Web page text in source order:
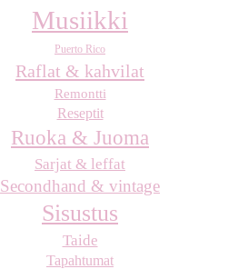
Musiikki
Puerto Rico
Raflat & kahvilat
Remontti
Reseptit
Ruoka & Juoma
Sarjat & leffat
Secondhand & vintage
Sisustus
Taide
Tapahtumat